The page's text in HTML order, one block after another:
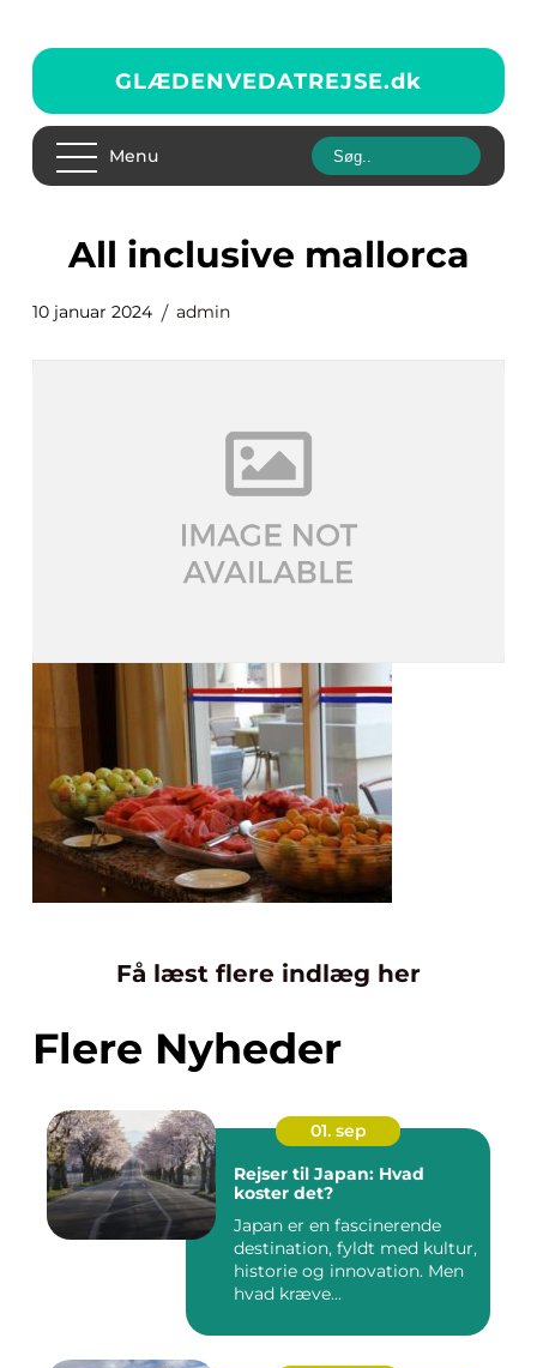
GLÆDENVEDATREJSE.dk
Menu
all inclusive mallorca
10 januar 2024 admin
Få læst flere indlæg her
Flere Nyheder
01. sep
Rejser til Japan: Hvad
koster det?
Japan er en fascinerende
destination, fyldt med kultur,
historie og innovation. Men
hvad kræve...